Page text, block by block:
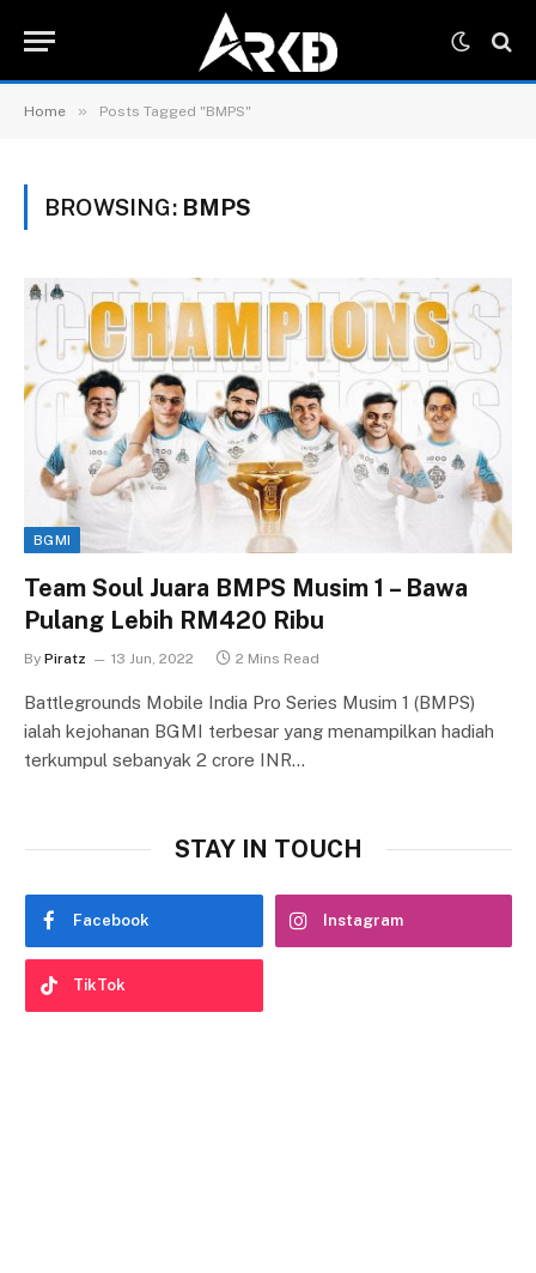
Home » Posts Tagged "BMPS"
BROWSING: BMPS
BGMI
Team Soul Juara BMPS Musim 1 – Bawa
Pulang Lebih RM420 Ribu
By Piratz 13 Jun, 2022 2 Mins Read
Battlegrounds Mobile India Pro Series Musim 1 (BMPS)
ialah kejohanan BGMI terbesar yang menampilkan hadiah
terkumpul sebanyak 2 crore INR…
STAY IN TOUCH
Facebook Instagram
TikTok